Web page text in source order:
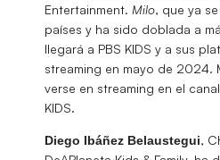
Entertainment. Milo, que ya
países y ha sido doblada a
llegará a PBS KIDS y a sus
streaming en mayo de 2024.
verse en streaming en el
KIDS.
Diego Ibáñez Belaustegui,